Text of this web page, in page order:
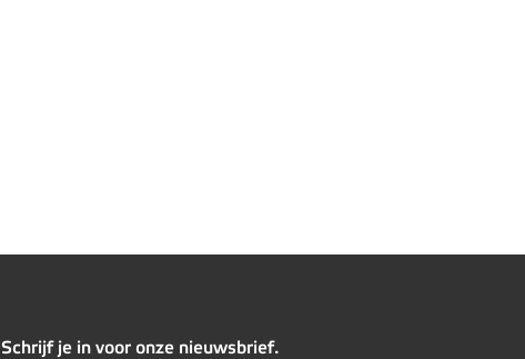
Schrijf je in voor onze nieuwsbrief.